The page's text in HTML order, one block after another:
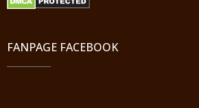
FANPAGE FACEBOOK